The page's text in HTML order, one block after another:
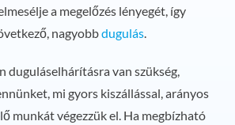
a megelőzés lényegét, így
nagyobbdugulás.
duguláselhárításra van szükség,
mi gyors kiszállással, arányos
munkát végezzük el. Ha megbízható